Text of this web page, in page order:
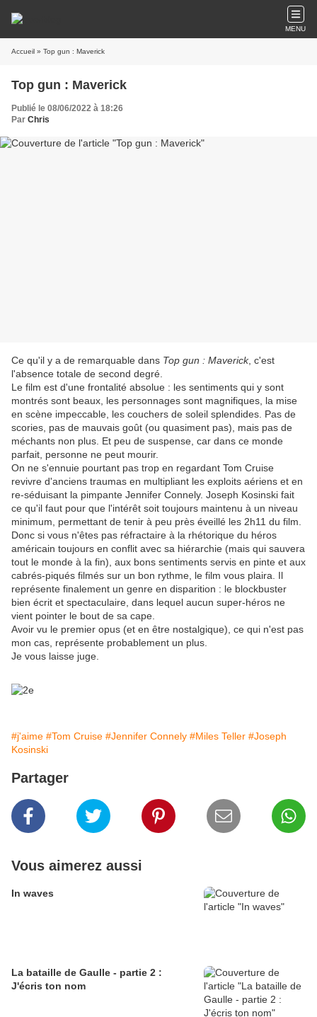
MENU
Accueil » Top gun : Maverick
Top gun : Maverick
Publié le 08/06/2022 à 18:26
Par Chris
Ce qu'il y a de remarquable dans Top gun : Maverick, c'est
l'absence totale de second degré.
Le film est d'une frontalité absolue : les sentiments qui y sont
montrés sont beaux, les personnages sont magnifiques, la mise
en scène impeccable, les couchers de soleil splendides. Pas de
scories, pas de mauvais goût (ou quasiment pas), mais pas de
méchants non plus. Et peu de suspense, car dans ce monde
parfait, personne ne peut mourir.
On ne s'ennuie pourtant pas trop en regardant Tom Cruise
revivre d'anciens traumas en multipliant les exploits aériens et en
re-séduisant la pimpante Jennifer Connely. Joseph Kosinski fait
ce qu'il faut pour que l'intérêt soit toujours maintenu à un niveau
minimum, permettant de tenir à peu près éveillé les 2h11 du film.
Donc si vous n'êtes pas réfractaire à la rhétorique du héros
américain toujours en conflit avec sa hiérarchie (mais qui sauvera
tout le monde à la fin), aux bons sentiments servis en pinte et aux
cabrés-piqués filmés sur un bon rythme, le film vous plaira. Il
représente finalement un genre en disparition : le blockbuster
bien écrit et spectaculaire, dans lequel aucun super-héros ne
vient pointer le bout de sa cape.
Avoir vu le premier opus (et en être nostalgique), ce qui n'est pas
mon cas, représente probablement un plus.
Je vous laisse juge.
#j'aime #Tom Cruise #Jennifer Connely #Miles Teller #Joseph
Kosinski
Partager
Vous aimerez aussi
In waves
La bataille de Gaulle - partie 2 :
J'écris ton nom